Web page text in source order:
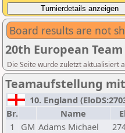
Board results are not
20th European
Die Seite wurde zuletzt aktualisiert
Teamaufstellung
10. England
Br.
Name
1
GM Adams Michael